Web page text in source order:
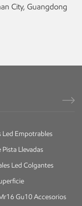
City, Guangdong
Empotrables
Pista Llevadas
Led Colgantes
Gu10 Accesorios